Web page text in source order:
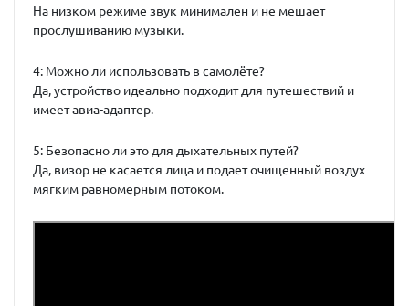
На низком режиме звук минимален и не мешает
прослушиванию музыки.
4: Можно ли использовать в самолёте?
Да, устройство идеально подходит для путешествий и
имеет авиа-адаптер.
5: Безопасно ли это для дыхательных путей?
Да, визор не касается лица и подает очищенный воздух
мягким равномерным потоком.